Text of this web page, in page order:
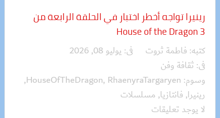
رينيرا تواجه أخطر اختبار في الحلقة الرابعة من
House of the Dragon 3
كتبه: فاطمة ثروت فى: يوليو 08, 2026
فى: ثقافة وفن
وسوم:
HouseOfTheDragon, RhaenyraTargaryen
,
رينيرا, فانتازيا, مسلسلات
لا يوجد تعليقات